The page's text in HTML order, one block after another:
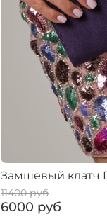
Замшевый клатч
11400 руб
6000 руб